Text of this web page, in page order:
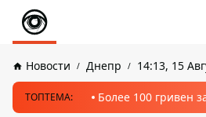
Новости Днепр 14:13, 15
ТОПТЕМА: Более 100 гривен